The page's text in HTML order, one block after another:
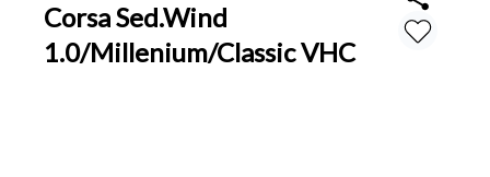
Corsa Sed.Wind
1.0/Millenium/Classic VHC